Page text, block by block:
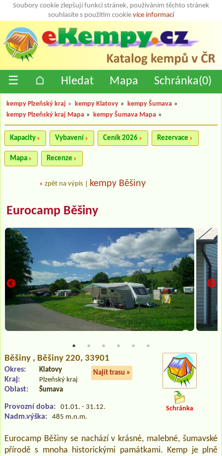
Soubory cookie zlepšují funkci stránek, používáním těchto stránek
souhlasíte s použitím cookie více informací
☰ ⌂ Hledat Mapa Schránka(0)
kempy Plzeňský kraj » kempy Klatovy » kempy Šumava »
kempy Plzeňský kraj Mapa » kempy Šumava Mapa »
Kapacity Vybavení Ceník 2026 Rezervace
Mapa Recenze
« zpět na výpis kempy Běšiny
Eurocamp Běšiny
Běšiny , Běšiny 220, 33901
Najít trasu »
Okres: Klatovy
Kraj: Plzeňský kraj
Oblast: Šumava
Provozní doba: 01.01. - 31.12.
Nadm.výška: 485 m.n.m.
Schránka
Eurocamp Běšiny se nachází v krásné, malebné, šumavské
přírodě s mnoha historickými památkami. Kemp je plně